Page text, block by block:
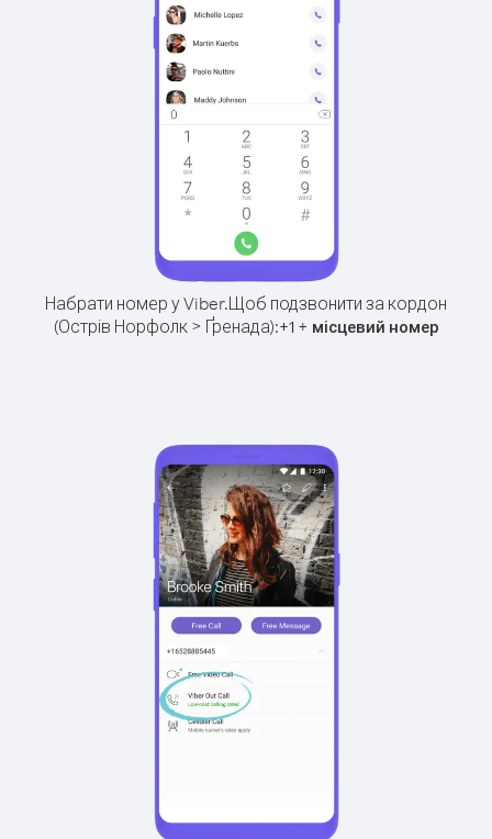
Набрати номер у Viber.Щоб подзвонити за кордон
(Острів Норфолк > Ґренада):+1+ місцевий номер